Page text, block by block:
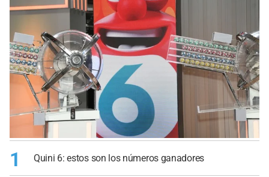
1 Quini 6: estos son los números ganadores